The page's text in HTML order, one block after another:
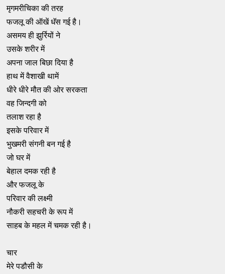
मृगमरीचिका की तरह
फजलू की ऑखें धॅस गई है।
असमय ही झुर्रियों ने
उसके शरीर में
अपना जाल बिछा दिया है
हाथ में वैशाखी थामें
धीरे धीरे मौत की ओर सरकता
वह जिन्दगी को
तलाश रहा है
इसके परिवार में
भुखमरी संगनी बन गई है
जो घर में
बेहाल दमक रही है
और फजलू के
परिवार की लक्ष्मी
नौकरी सहचरी के रूप में
साहब के महल में चमक रही है।
चार
मेरे पडौसी के